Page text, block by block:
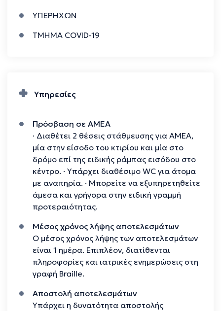
αποτελεσμάτων του Ομίλου Affidea
στρατηγικές συνεργασίες του στο χώρο της
διαπιστευμένα από το Εθνικό Σύστημα
Διαπίστευσης (Ε.ΣΥ.Δ.) κατά το ISO 15189.
LinkedIn, Facebook και Instagram
ΥΠΕΡΗΧΩΝ
ΤΜΗΜΑ COVID-19
Υπηρεσίες
Πρόσβαση σε ΑΜΕΑ
· Διαθέτει 2 θέσεις στάθμευσης για ΑΜΕΑ,
μία στην είσοδο του κτιρίου και μία στο
δρόμο επί της ειδικής ράμπας εισόδου στο
κέντρο. · Yπάρχει διαθέσιμο WC για άτομα
με αναπηρία. · Mπορείτε να εξυπηρετηθείτε
άμεσα και γρήγορα στην ειδική γραμμή
προτεραιότητας.
Μέσος χρόνος λήψης αποτελεσμάτων
Ο μέσος χρόνος λήψης των αποτελεσμάτων
είναι 1 ημέρα. Επιπλέον, διατίθενται
πληροφορίες και ιατρικές ενημερώσεις στη
γραφή Braille.
Αποστολή αποτελεσμάτων
Υπάρχει η δυνατότητα αποστολής